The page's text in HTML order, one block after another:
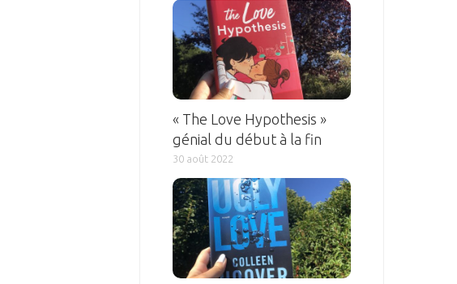
« The Love Hypothesis »
génial du début à la fin
30 août 2022